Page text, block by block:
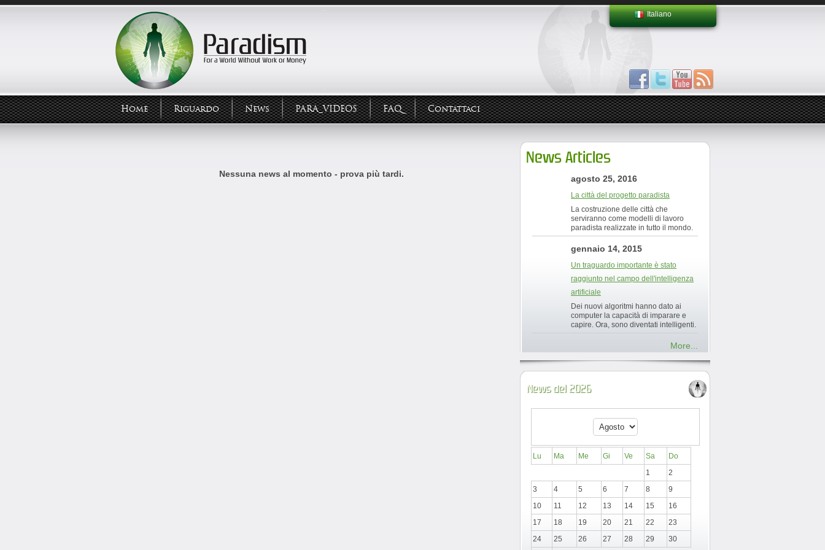
Italiano
Home Riguardo News PARA_VIDEOS FAQ Contattaci
Nessuna news al momento - prova più tardi.
News Articles
agosto 25, 2016
La città del progetto paradista
La costruzione delle città che
serviranno come modelli di lavoro
paradista realizzate in tutto il mondo.
gennaio 14, 2015
Un traguardo importante è stato
raggiunto nel campo dell'intelligenza
artificiale
Dei nuovi algoritmi hanno dato ai
computer la capacità di imparare e
capire. Ora, sono diventati intelligenti.
More...
News del 2026
Lu Ma Me Gi Ve Sa
Do
1
2
3
4 5 6 7 8
9
10
11 12 13 14 15
16
17
18 19 20 21 22
23
24
25 26 27 28 29 30